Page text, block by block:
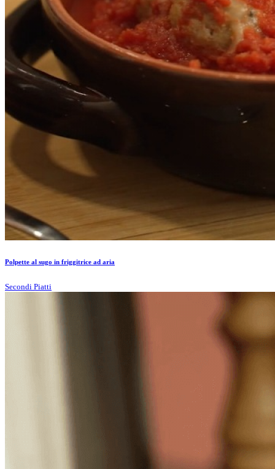
Polpette al sugo in friggitrice ad aria
Secondi Piatti